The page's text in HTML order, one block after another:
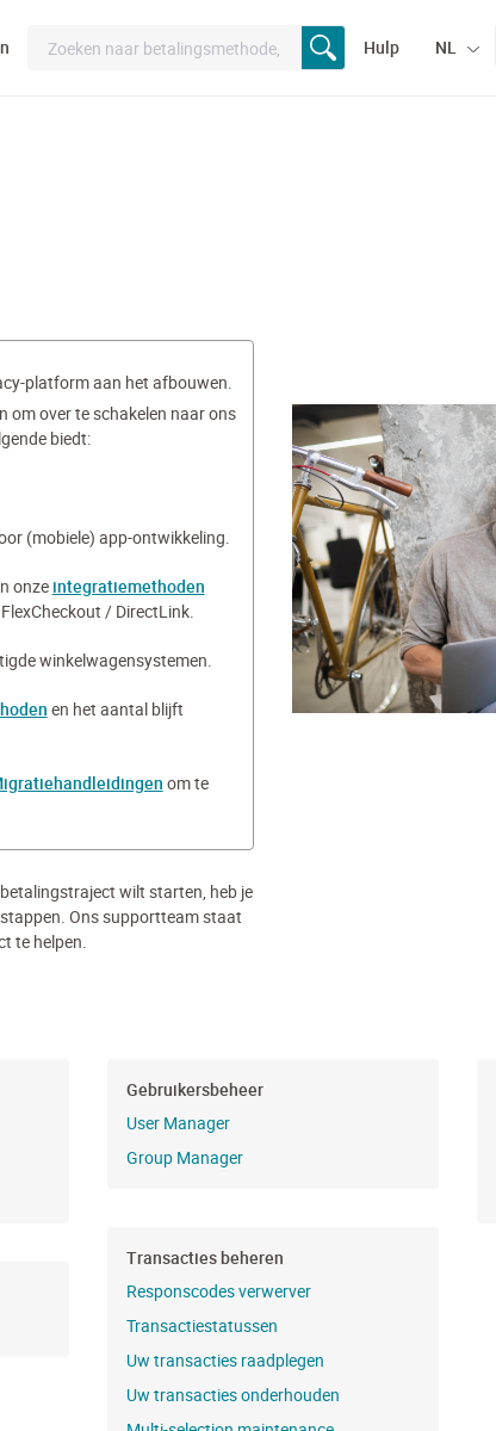
Hulp NL
platform aan het afbouwen.
om over te schakelen naar ons
biedt:
(mobiele) app-ontwikkeling.
onze integratiemethoden
/ DirectLink.
winkelwagensystemen.
en het aantal blijft
om te
wilt starten, heb je
Ons supportteam staat
te helpen.
Gebruikersbeheer
User Manager
Group Manager
Transacties beheren
Responscodes verwerver
Transactiestatussen
Uw transacties raadplegen
Uw transacties onderhouden